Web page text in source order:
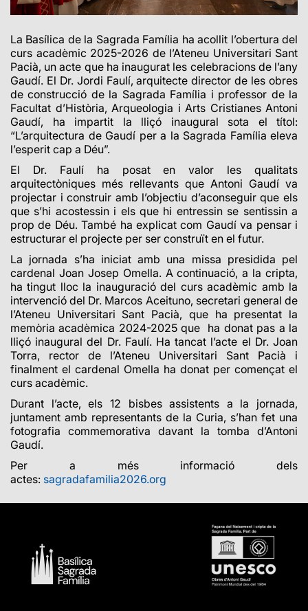
La Basílica de la Sagrada Família ha acollit l’obertura del
curs acadèmic 2025-2026 de l’Ateneu Universitari Sant
Pacià, un acte que ha inaugurat les celebracions de l’any
Gaudí. El Dr. Jordi Faulí, arquitecte director de les obres
de construcció de la Sagrada Família i professor de la
Facultat d’Història, Arqueologia i Arts Cristianes Antoni
Gaudí, ha impartit la lliçó inaugural sota el títol:
“L’arquitectura de Gaudí per a la Sagrada Família eleva
l’esperit cap a Déu”.
El Dr. Faulí ha posat en valor les qualitats
arquitectòniques més rellevants que Antoni Gaudí va
projectar i construir amb l’objectiu d’aconseguir que els
que s’hi acostessin i els que hi entressin se sentissin a
prop de Déu. També ha explicat com Gaudí va pensar i
estructurar el projecte per ser construït en el futur.
La jornada s’ha iniciat amb una missa presidida pel
cardenal Joan Josep Omella. A continuació, a la cripta,
ha tingut lloc la inauguració del curs acadèmic amb la
intervenció del Dr. Marcos Aceituno, secretari general de
l’Ateneu Universitari Sant Pacià, que ha presentat la
memòria acadèmica 2024-2025que ha donat pas a la
lliçó inaugural del Dr. Faulí. Ha tancat l’acte el Dr. Joan
Torra, rector de l’Ateneu Universitari Sant Pacià i
finalment el cardenal Omella ha donat per començat el
curs acadèmic.
Durant l’acte, els 12 bisbes assistents a la jornada,
juntament amb representants de la Curia, s’han fet una
fotografia commemorativa davant la tomba d’Antoni
Gaudí.
Per a més informació dels
actes: sagradafamilia2026.org